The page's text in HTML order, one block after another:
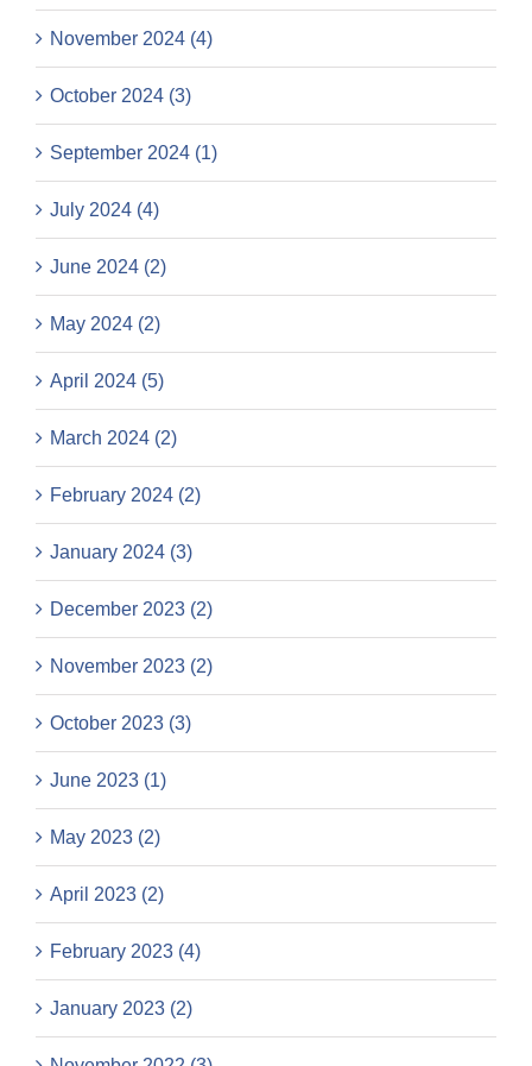
November 2024 (4)
October 2024 (3)
September 2024 (1)
July 2024 (4)
June 2024 (2)
May 2024 (2)
April 2024 (5)
March 2024 (2)
February 2024 (2)
January 2024 (3)
December 2023 (2)
November 2023 (2)
October 2023 (3)
June 2023 (1)
May 2023 (2)
April 2023 (2)
February 2023 (4)
January 2023 (2)